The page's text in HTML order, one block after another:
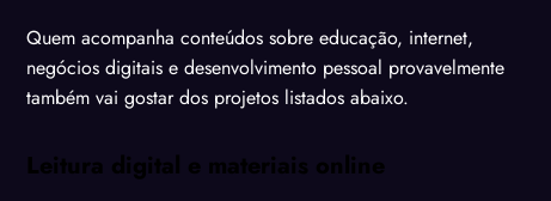
Quem acompanha conteúdos sobre educação, internet,
negócios digitais e desenvolvimento pessoal provavelmente
também vai gostar dos projetos listados abaixo.
Leitura digital e materiais online